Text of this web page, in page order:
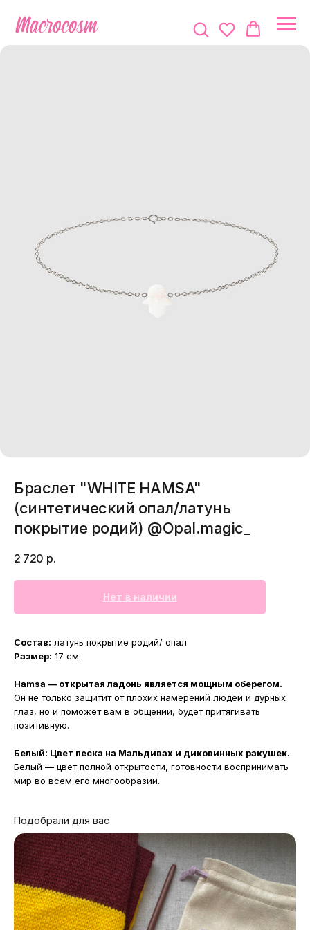
Браслет "WHITE HAMSA"
(синтетический опал/латунь
покрытие родий) @Opal.magic_
2 720 р.
Нет в наличии
Состав: латунь покрытие родий/ опал
Размер: 17 см
Hamsa — открытая ладонь является мощным оберегом.
Он не только защитит от плохих намерений людей и дурных
глаз, но и поможет вам в общении, будет притягивать
позитивную.
Белый: Цвет песка на Мальдивах и диковинных ракушек.
Белый — цвет полной открытости, готовности воспринимать
мир во всем его многообразии.
Подобрали для вас